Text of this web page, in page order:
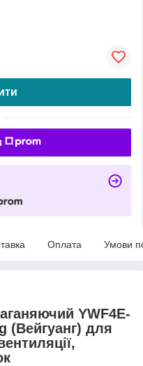
Оплата Умови
YWF4E-
(Вейгуанг) для